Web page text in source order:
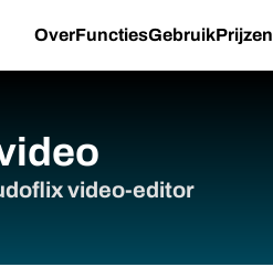
OverFunctiesGebruikPrijzen
video-editor